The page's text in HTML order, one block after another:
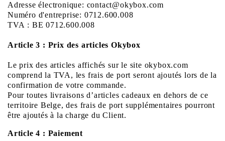
Adresse électronique: contact@okybox.com
Numéro d'entreprise: 0712.600.008
TVA : BE 0712.600.008
Article 3 : Prix des articles Okybox
Le prix des articles affichés sur le site okybox.com
comprend la TVA, les frais de port seront ajoutés lors de la
confirmation de votre commande.
Pour toutes livraisons d’articles cadeaux en dehors de ce
territoire Belge, des frais de port supplémentaires pourront
être ajoutés à la charge du Client.
Article 4 : Paiement